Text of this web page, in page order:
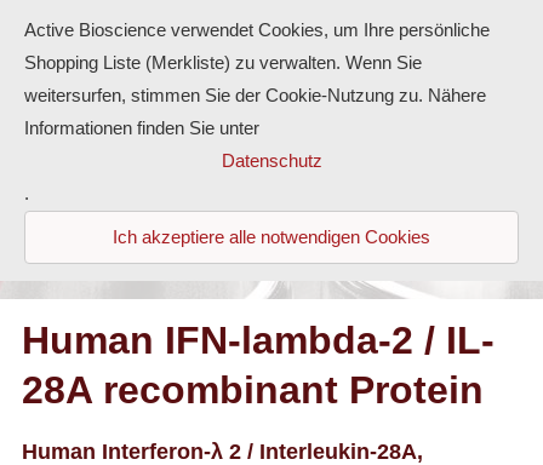
Antikörper
ELISA-Kits
Diaclone Produkte
Home
Human IFN-lambda-2 / IL-
28A recombinant Protein
Human Interferon-λ 2 / Interleukin-28A,
Active Bioscience verwendet Cookies, um Ihre persönliche
Shopping Liste (Merkliste) zu verwalten. Wenn Sie
weitersurfen, stimmen Sie der Cookie-Nutzung zu. Nähere
Informationen finden Sie unter
Datenschutz
.
Ich akzeptiere alle notwendigen Cookies